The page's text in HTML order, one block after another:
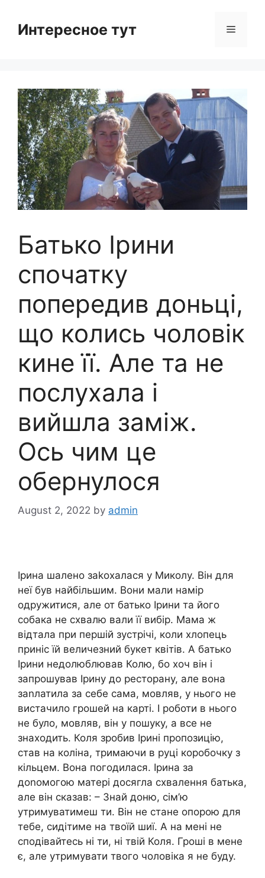
contentИнтересное тут Menu
Батько Ірини
спочатку
попередив доньці,
що колись чоловік
кине її. Але та не
послухала і
вийшла заміж.
Ось чим це
обернулося
August 2, 2022 by admin
Ірина шалено заkохалася у Миколу. Він для
неї був найбільшим. Вони мали намір
одружитися, але от батько Ірини та його
собака не схвалю вали її вибір. Мама ж
відтала при першій зустрічі, коли хлопець
приніс їй величезний букет квітів. А батько
Ірини недолюблював Колю, бо хоч він і
запрошував Ірину до ресторану, але вона
заnлатила за себе сама, мовляв, у нього не
вистачило грошей на карті. І роботи в нього
не було, мовляв, він у пошуку, а все не
знаходить. Коля зробив Ірині пропозицію,
став на коліна, тримаючи в руці коробочку з
кільцем. Вона погодилася. Ірина за
доnомогою матері досягла схвалення батька,
але він сказав: – Знай доню, сім’ю
утримуватимеш ти. Він не стане опорою для
тебе, сидітиме на твоїй шиї. А на мені не
сподівайтесь ні ти, ні твій Коля. Гроші в мене
є, але утримувати твого чоловіка я не буду.